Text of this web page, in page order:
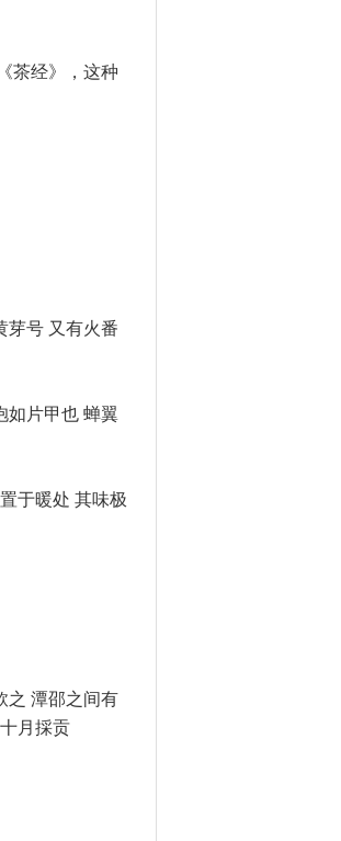
茶经》，这种
芽号 又有火番
如片甲也 蝉翼
于暖处 其味极
之 潭邵之间有
月採贡